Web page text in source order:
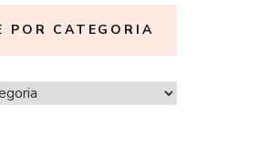
POR CATEGORIA